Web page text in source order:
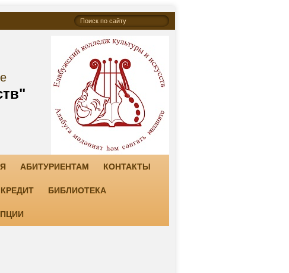
АБИТУРИЕНТАМ КОНТАКТЫ
БИБЛИОТЕКА